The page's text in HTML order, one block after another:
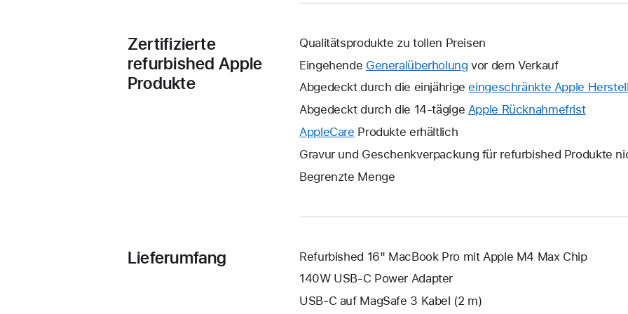
Zertifizierte
refurbished Apple
Produkte
Qualitätsprodukte zu tollen Preisen
Eingehende Generalüberholung vor dem Verkauf
Abgedeckt durch die einjährige eingeschränkte Apple
Abgedeckt durch die 14-tägige Apple RücknahmefristEin
wird
AppleCare Ein
neues
wird
Produkte erhältlich
Gravur und Geschenkverpackung für refurbished Produkte
Begrenzte Menge
Lieferumfang
Refurbished 16" MacBook Pro mit Apple M4 Max Chip
140W USB‑C Power Adapter
USB‑C auf MagSafe 3 Kabel (2 m)